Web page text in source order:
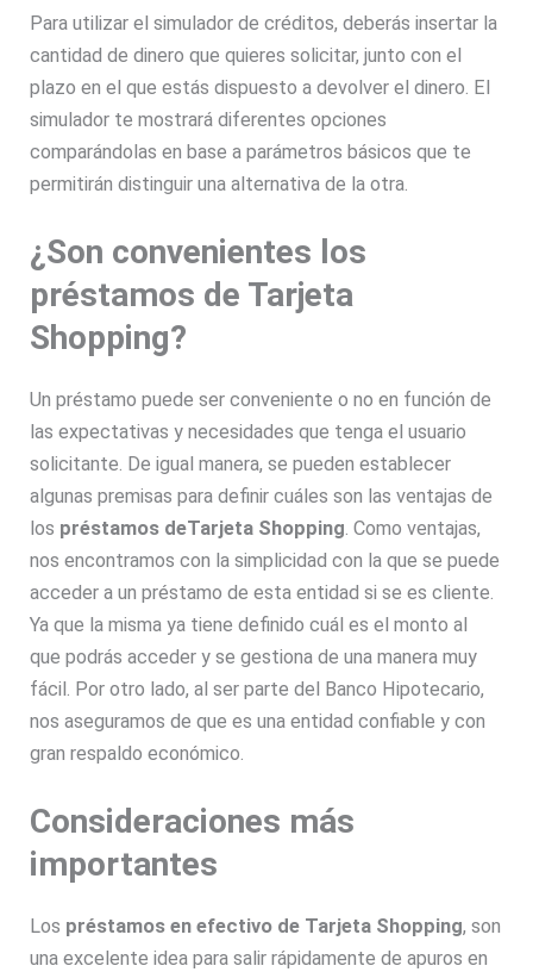
Para utilizar el simulador de créditos, deberás insertar la
cantidad de dinero que quieres solicitar, junto con el
plazo en el que estás dispuesto a devolver el dinero. El
simulador te mostrará diferentes opciones
comparándolas en base a parámetros básicos que te
permitirán distinguir una alternativa de la otra.
¿Son convenientes los
préstamos de Tarjeta
Shopping?
Un préstamo puede ser conveniente o no en función de
las expectativas y necesidades que tenga el usuario
solicitante. De igual manera, se pueden establecer
algunas premisas para definir cuáles son las ventajas de
los préstamos deTarjeta Shopping. Como ventajas,
nos encontramos con la simplicidad con la que se puede
acceder a un préstamo de esta entidad si se es cliente.
Ya que la misma ya tiene definido cuál es el monto al
que podrás acceder y se gestiona de una manera muy
fácil. Por otro lado, al ser parte del Banco Hipotecario,
nos aseguramos de que es una entidad confiable y con
gran respaldo económico.
Consideraciones más
importantes
Los préstamos en efectivo de Tarjeta Shopping, son
una excelente idea para salir rápidamente de apuros en